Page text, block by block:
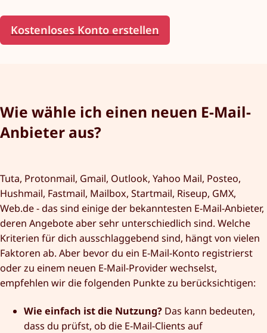
Kostenloses Konto erstellen
Wie wähle ich einen neuen E-Mail-
Anbieter aus?
Tuta, Protonmail, Gmail, Outlook, Yahoo Mail, Posteo,
Hushmail, Fastmail, Mailbox, Startmail, Riseup, GMX,
Web.de - das sind einige der bekanntesten E-Mail-Anbieter,
deren Angebote aber sehr unterschiedlich sind. Welche
Kriterien für dich ausschlaggebend sind, hängt von vielen
Faktoren ab. Aber bevor du ein E-Mail-Konto registrierst
oder zu einem neuen E-Mail-Provider wechselst,
empfehlen wir die folgenden Punkte zu berücksichtigen:
Wie einfach ist die Nutzung? Das kann bedeuten,
dass du prüfst, ob die E-Mail-Clients auf